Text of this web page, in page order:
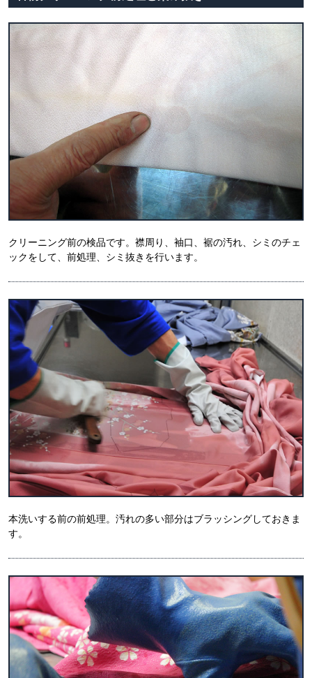
クリーニング前の検品です。襟周り、袖口、裾の汚れ、シミのチェ
ックをして、前処理、シミ抜きを行います。
本洗いする前の前処理。汚れの多い部分はブラッシングしておきま
す。